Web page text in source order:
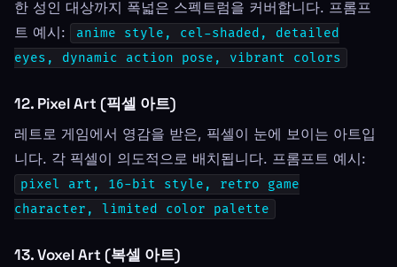
한 성인 대상까지 폭넓은 스펙트럼을 커버합니다. 프롬프
트 예시:
anime style, cel-shaded, detailed
eyes, dynamic action pose, vibrant colors
12. Pixel Art (픽셀 아트)
레트로 게임에서 영감을 받은, 픽셀이 눈에 보이는 아트입
니다. 각 픽셀이 의도적으로 배치됩니다. 프롬프트 예시:
pixel art, 16-bit style, retro game
character, limited color palette
13. Voxel Art (복셀 아트)